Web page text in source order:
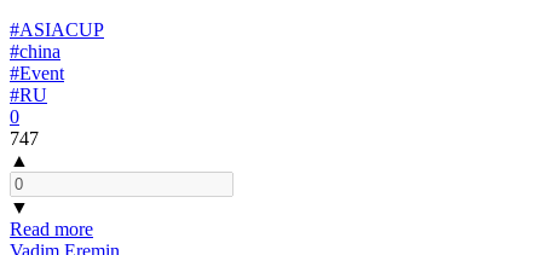
#ASIACUP
#china
#Event
#RU
0
747
▲
▼
Read more
Vadim Eremin